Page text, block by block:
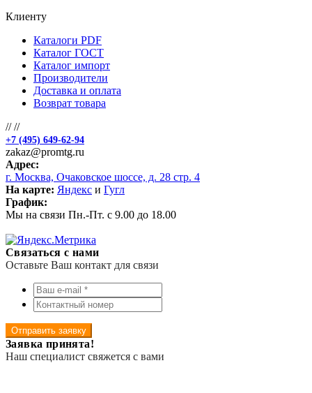
Клиенту
Каталоги PDF
Каталог ГОСТ
Каталог импорт
Производители
Доставка и оплата
Возврат товара
////
+7 (495) 649-62-94
zakaz@promtg.ru
Адрес:
г. Москва, Очаковское шоссе, д. 28 стр. 4
На карте: Яндекс и Гугл
График:
Мы на связи Пн.-Пт. с 9.00 до 18.00
Связаться с нами
Оставьте Ваш контакт для связи
Отправить заявку
Заявка принята!
Наш специалист свяжется с вами